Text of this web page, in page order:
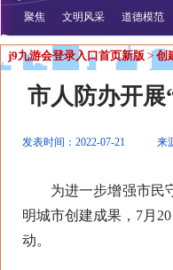
明播报
公益视频
聚焦 文明风采 道德模范
j9九游会登录入口首页新版 > 创
市人防办开展
发表时间：2022-07-21 来
为进一步增强市民守
明城市创建成果，7月
动。